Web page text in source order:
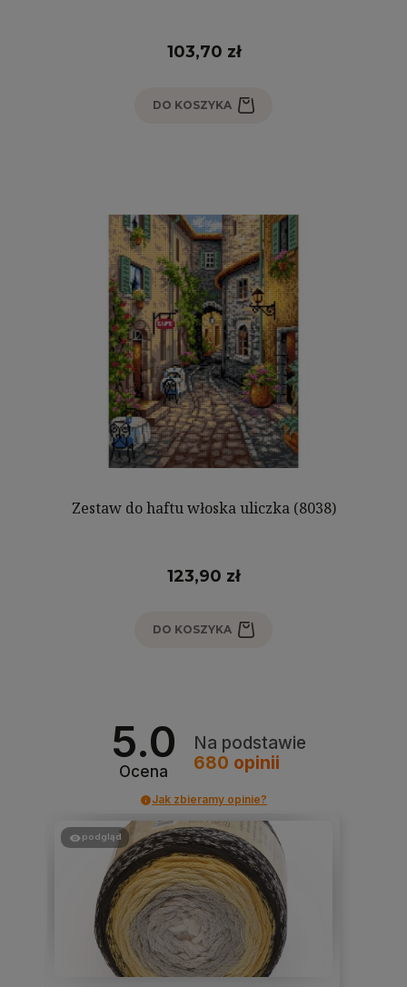
103,70 zł
DO KOSZYKA
Zestaw do haftu włoska uliczka (8038)
123,90 zł
DO KOSZYKA
5.0
Ocena
Na podstawie
680 opinii
Jak zbieramy opinie?
podgląd